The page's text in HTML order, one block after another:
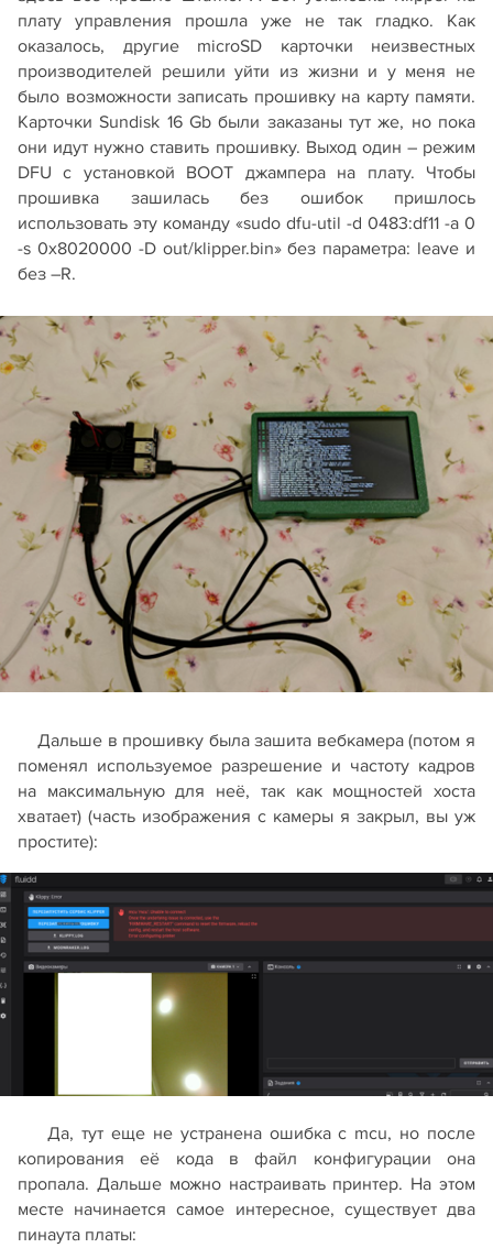
плату управления прошла уже не так гладко. Как
оказалось, другие microSD карточки неизвестных
производителей решили уйти из жизни и у меня не
было возможности записать прошивку на карту памяти.
Карточки Sundisk 16 Gb были заказаны тут же, но пока
они идут нужно ставить прошивку. Выход один – режим
DFU с установкой BOOT джампера на плату. Чтобы
прошивка зашилась без ошибок пришлось
использовать эту команду «sudo dfu-util -d 0483:df11 -a 0
-s 0x8020000 -D out/klipper.bin» без параметра: leave и
без –R.
Дальше в прошивку была зашита вебкамера (потом я
поменял используемое разрешение и частоту кадров
на максимальную для неё, так как мощностей хоста
хватает) (часть изображения с камеры я закрыл, вы уж
простите):
Да, тут еще не устранена ошибка с mcu, но после
копирования её кода в файл конфигурации она
пропала. Дальше можно настраивать принтер. На этом
месте начинается самое интересное, существует два
пинаута платы: